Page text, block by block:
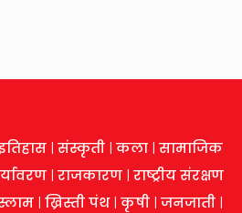
| संस्कृती | कला | सामाजिक
| राजकारण | राष्ट्रीय संरक्षण
| ख्रिस्ती पंथ| कृषी | जनजाती |